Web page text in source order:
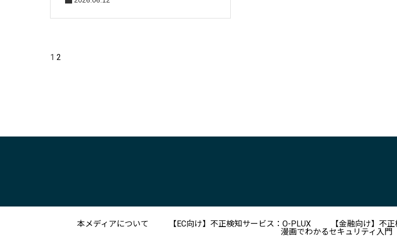
1 2
本メディアについて 【EC向け】不正検知サービス：O-PLUX 【金融向け】不
漫画でわかるセキュリティ入門